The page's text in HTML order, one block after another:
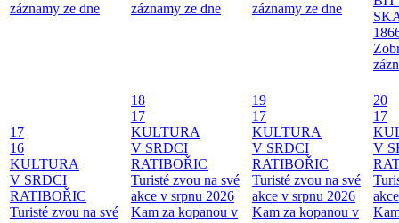
záznamy ze dne
záznamy ze dne
záznamy ze dne
17
16
KULTURA
V SRDCI
RATIBOŘIC
Turisté zvou na své
18
17
KULTURA
V SRDCI
RATIBOŘIC
Turisté zvou na své
akce v srpnu 2026
Kam za kopanou v
19
17
KULTURA
V SRDCI
RATIBOŘIC
Turisté zvou na své
akce v srpnu 2026
Kam za kopanou v
20
17
V